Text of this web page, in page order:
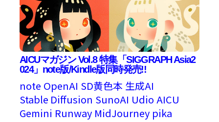
AICUマガジン Vol.8 特集「SIGGRAPH Asia2
024」note版/Kindle版同時発売!!
note OpenAI SD黄色本 生成AI
Stable Diffusion SunoAI Udio AICU
Gemini Runway MidJourney pika